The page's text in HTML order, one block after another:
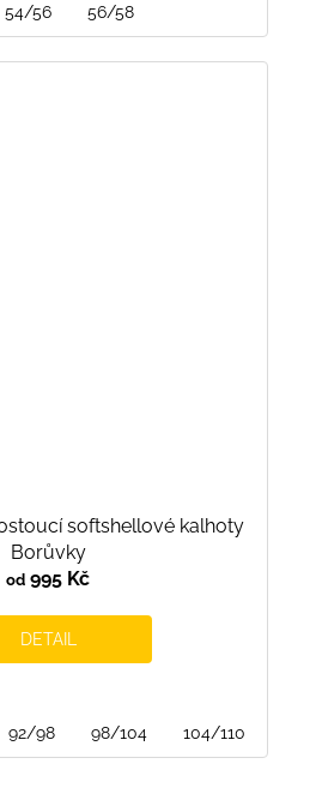
54/56 56/58
softshellové kalhoty
Borůvky
od 995 Kč
DETAIL
92/98 98/104 104/110